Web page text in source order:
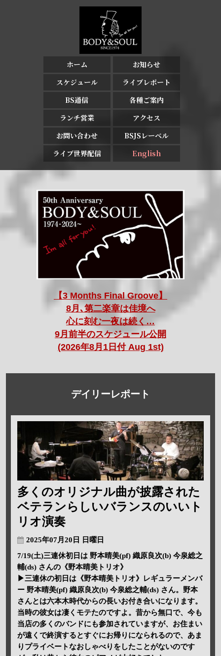
ホーム
お知らせ
スケジュール
ライブレポート
BS通信
各種ご案内
ランチ営業
アクセス
お問い合わせ
BSJSレーベル
ライブ世界配信
English
【3 Months Final Groove】
8月､第二楽章は佳境へ
心に刻む一夜は続く…
9月前半のスケジュール公開
(2026年8月1日付 Aug 1st)
デイリーレポート
多くのオリジナル曲が披露された
ベテランらしいバランスのいいト
リオ演奏
2025年07月20日 日曜日
7/19(土)三連休初日は 野本晴美(pf) 織原良次(b) 今泉総之
輔(ds) さんの《野本晴美トリオ》
▶三連休の初日は《野本晴美トリオ》レギュラーメンバ
ー 野本晴美(pf) 織原良次(b) 今泉総之輔(ds) さん。野本
さんとは六本木時代からの長いお付き合いになります。
当時の彼女は凄くモテたのですよ。昔から無口で、今も
当店の多くのバンドにも参加されていますが、お住まい
が遠くで終演するとすぐにお帰りになられるので、あま
りプライベートなおしゃべりをしたことがないのです